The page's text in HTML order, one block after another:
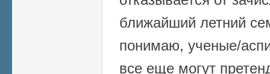
ближайший летний
понимаю, ученые/
все еще могут